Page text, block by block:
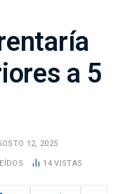
a 5
12, 2025
14VISTAS